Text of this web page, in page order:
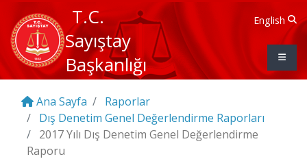
T.C.
Sayıştay
Başkanlığı
English
Ana Sayfa
Raporlar
Dış Denetim Genel Değerlendirme Raporları
2017 Yılı Dış Denetim Genel Değerlendirme
Raporu